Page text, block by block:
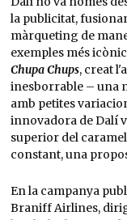
la publicitat,
màrqueting de
exemples més
Chupa Chups, creat
inesborrable – una
amb petites
innovadora de Dalí
superior del
constant, una
En la campanya
Braniff Airlines,